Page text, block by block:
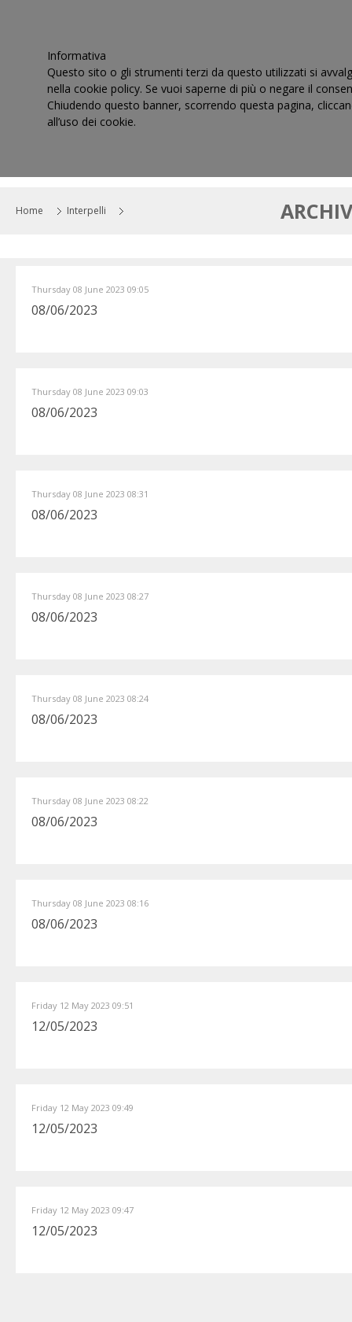
Home Interpelli
Thursday 08 June 2023 09:05
08/06/2023
Thursday 08 June 2023 09:03
08/06/2023
Thursday 08 June 2023 08:31
08/06/2023
Thursday 08 June 2023 08:27
08/06/2023
Thursday 08 June 2023 08:24
08/06/2023
Thursday 08 June 2023 08:22
08/06/2023
Thursday 08 June 2023 08:16
08/06/2023
Friday 12 May 2023 09:51
12/05/2023
Friday 12 May 2023 09:49
12/05/2023
Friday 12 May 2023 09:47
12/05/2023
Informativa
Questo sito o gli strumenti terzi da questo utilizzati si
nella cookie policy. Se vuoi saperne di più o negare il
Chiudendo questo banner, scorrendo questa pagina,
all’uso dei cookie.